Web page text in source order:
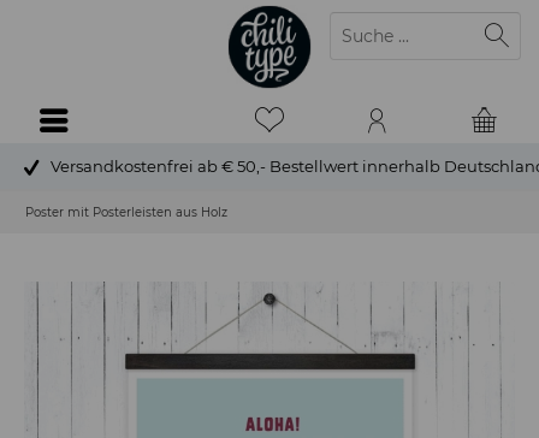
Versandkostenfrei ab € 50,- Bestellwert innerhalb
Poster mit Posterleisten aus Holz